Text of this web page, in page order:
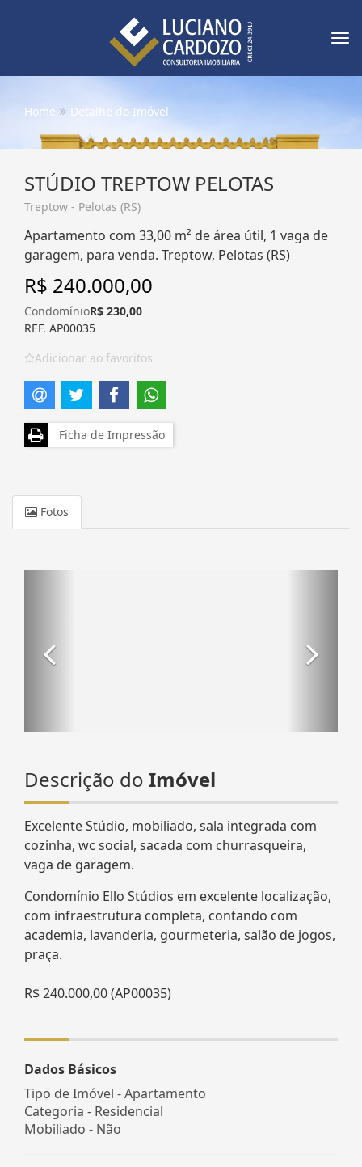
Home Detalhe do Imóvel
STÚDIO TREPTOW PELOTAS
Treptow - Pelotas (RS)
Apartamento com 33,00 m² de área útil, 1 vaga de
garagem, para venda. Treptow, Pelotas (RS)
R$ 240.000,00
CondomínioR$ 230,00
REF. AP00035
Adicionar ao favoritos
Ficha de Impressão
Fotos
Descrição do Imóvel
Excelente Stúdio, mobiliado, sala integrada com
cozinha, wc social, sacada com churrasqueira,
vaga de garagem.
Condomínio Ello Stúdios em excelente localização,
com infraestrutura completa, contando com
academia, lavanderia, gourmeteria, salão de jogos,
praça.
R$ 240.000,00 (AP00035)
Dados Básicos
Tipo de Imóvel - Apartamento
Categoria - Residencial
Mobiliado - Não